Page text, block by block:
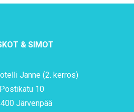
& SIMOT
Janne (2. kerros)
Postikatu 10
Järvenpää